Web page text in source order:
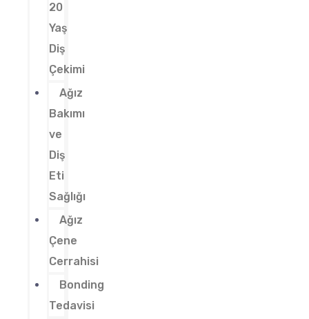
20
Yaş
Diş
Çekimi
Ağız
Bakımı
ve
Diş
Eti
Sağlığı
Ağız
Çene
Cerrahisi
Bonding
Tedavisi